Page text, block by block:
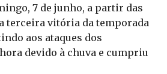
7 de junho, a partir das
terceira vitória da temporada
aos ataques dos
devido à chuva e cumpriu